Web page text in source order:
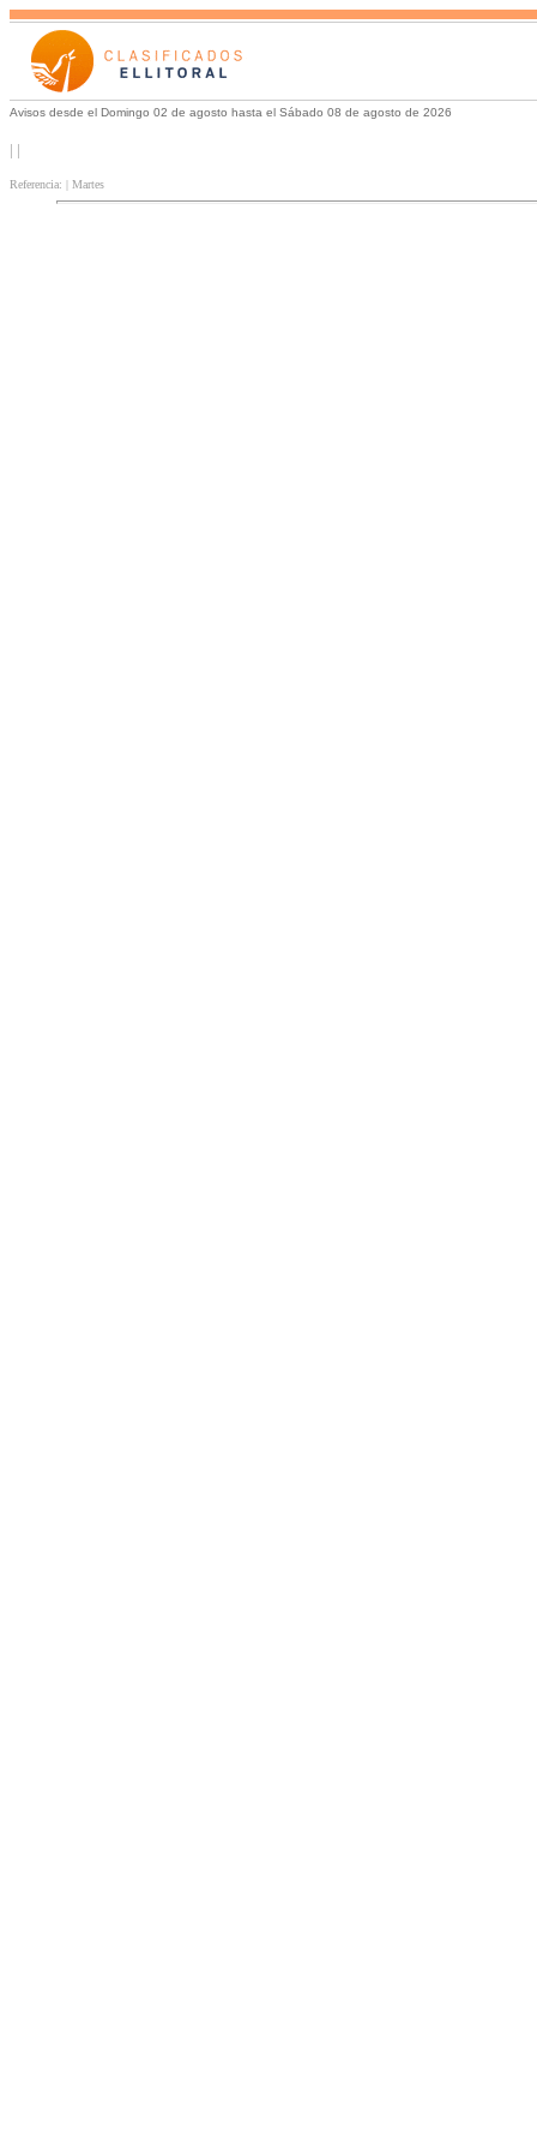
Avisos desde el Domingo 02 de agosto hasta el Sábado 08 de agosto de 2026
| |
Referencia: | Martes